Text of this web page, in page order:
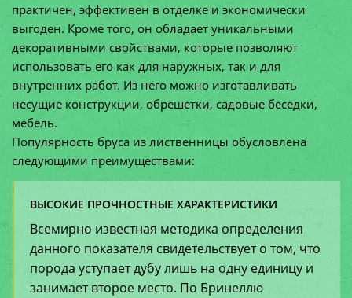
практичен, эффективен в отделке и экономически
выгоден. Кроме того, он обладает уникальными
декоративными свойствами, которые позволяют
использовать его как для наружных, так и для
внутренних работ. Из него можно изготавливать
несущие конструкции, обрешетки, садовые беседки,
мебель.
Популярность бруса из лиственницы обусловлена
следующими преимуществами:
ВЫСОКИЕ ПРОЧНОСТНЫЕ ХАРАКТЕРИСТИКИ
Всемирно известная методика определения
данного показателя свидетельствует о том, что
порода уступает дубу лишь на одну единицу и
занимает второе место. По Бринеллю